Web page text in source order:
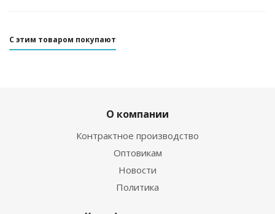
С этим товаром покупают
О компании
Контрактное производство
Оптовикам
Новости
Политика